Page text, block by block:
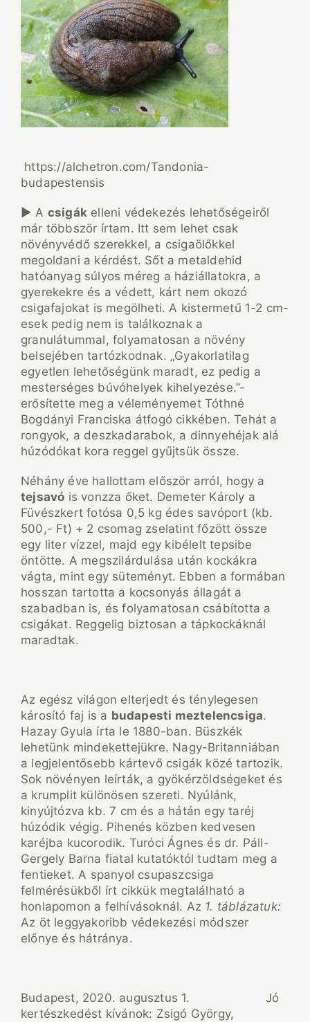
https://alchetron.com/Tandonia-
budapestensis
► A csigák elleni védekezés lehetőségeiről
már többször írtam. Itt sem lehet csak
növényvédő szerekkel, a csigaölőkkel
megoldani a kérdést. Sőt a metaldehid
hatóanyag súlyos méreg a háziállatokra, a
gyerekekre és a védett, kárt nem okozó
csigafajokat is megölheti. A kistermetű 1-2 cm-
esek pedig nem is találkoznak a
granulátummal, folyamatosan a növény
belsejében tartózkodnak. „Gyakorlatilag
egyetlen lehetőségünk maradt, ez pedig a
mesterséges búvóhelyek kihelyezése.”-
erősítette meg a véleményemet Tóthné
Bogdányi Franciska átfogó cikkében. Tehát a
rongyok, a deszkadarabok, a dinnyehéjak alá
húzódókat kora reggel gyűjtsük össze.
Néhány éve hallottam először arról, hogy a
tejsavó is vonzza őket. Demeter Károly a
Füvészkert fotósa 0,5 kg édes savóport (kb.
500,- Ft) + 2 csomag zselatint főzött össze
egy liter vízzel, majd egy kibélelt tepsibe
öntötte. A megszilárdulása után kockákra
vágta, mint egy süteményt. Ebben a formában
hosszan tartotta a kocsonyás állagát a
szabadban is, és folyamatosan csábította a
csigákat. Reggelig biztosan a tápkockáknál
maradtak.
Az egész világon elterjedt és ténylegesen
károsító faj is a budapesti meztelencsiga.
Hazay Gyula írta le 1880-ban. Büszkék
lehetünk mindekettejükre. Nagy-Britanniában
a legjelentősebb kártevő csigák közé tartozik.
Sok növényen leírták, a gyökérzöldségeket és
a krumplit különösen szereti. Nyúlánk,
kinyújtózva kb. 7 cm és a hátán egy taréj
húzódik végig. Pihenés közben kedvesen
karéjba kucorodik. Turóci Ágnes és dr. Páll-
Gergely Barna fiatal kutatóktól tudtam meg a
fentieket. A spanyol csupaszcsiga
felmérésükből írt cikkük megtalálható a
honlapomon a felhívásoknál. Az 1. táblázatuk:
Az öt leggyakoribb védekezési módszer
előnye és hátránya.
Budapest, 2020. augusztus 1. Jó
kertészkedést kívánok: Zsigó György,